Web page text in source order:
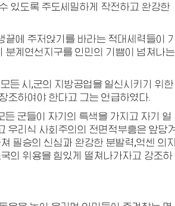
있도록 주도세밀하게 작전하고 완강한
에 주저앉기를 바라는 적대세력들이 기
분계연선지구를 인민의 기쁨이 넘쳐나는
든 시,군의 지방공업을 일신시키기 위한
조하여야 한다고 그는 언급하였다.
군들이 자기의 특색을 가지고 자기 얼
우리식 사회주의의 전면적부흥은 앞당겨
필승의 신심과 완강한 분발력,억센 의지
의 위용을 힘있게 떨쳐나가자고 강조하